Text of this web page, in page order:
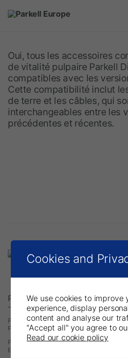
Skip to main content
Oui, tous les accessoires
de vitalité pulpaire Parkell
compatibles avec les
Cette compatibilité inclut
de terre et les câbles, qui
interchangeables entre les
précédentes et récentes.
Parkell Europe AB
– A Division of DirectaDentalGroup.
P.O. Box 723
Finvids väg 8, 19447 Upplands-Väsby,
Phone: +46 708593481
E-mail:
Cookies and
We use cookies to improve
experience, display
content and analyse our
"Accept all" you agree to
Read our cookie policy